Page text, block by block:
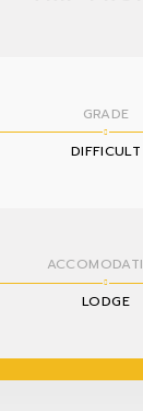
GRADE
DIFFICULT
LODGE